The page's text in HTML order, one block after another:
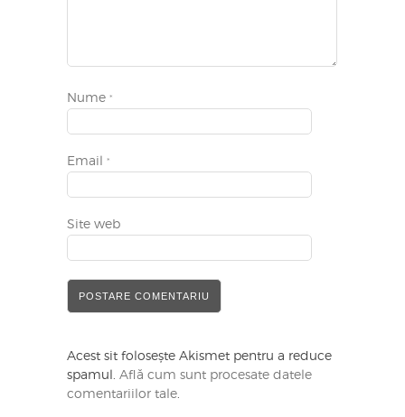
Nume *
Email *
Site web
Acest sit folosește Akismet pentru a reduce
spamul. Află cum sunt procesate datele
comentariilor tale